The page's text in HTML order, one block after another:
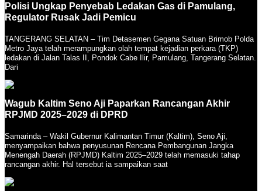
Polisi Ungkap Penyebab Ledakan Gas di Pamulang,
Regulator Rusak Jadi Pemicu
TANGERANG SELATAN – Tim Detasemen Gegana Satuan Brimob Polda
Metro Jaya telah merampungkan olah tempat kejadian perkara (TKP)
ledakan di Jalan Talas II, Pondok Cabe Ilir, Pamulang, Tangerang Selatan.
Dari
Wagub Kaltim Seno Aji Paparkan Rancangan Akhir
RPJMD 2025–2029 di DPRD
Samarinda – Wakil Gubernur Kalimantan Timur (Kaltim), Seno Aji,
menyampaikan bahwa penyusunan Rencana Pembangunan Jangka
Menengah Daerah (RPJMD) Kaltim 2025–2029 telah memasuki tahap
rancangan akhir. Hal tersebut ia sampaikan saat